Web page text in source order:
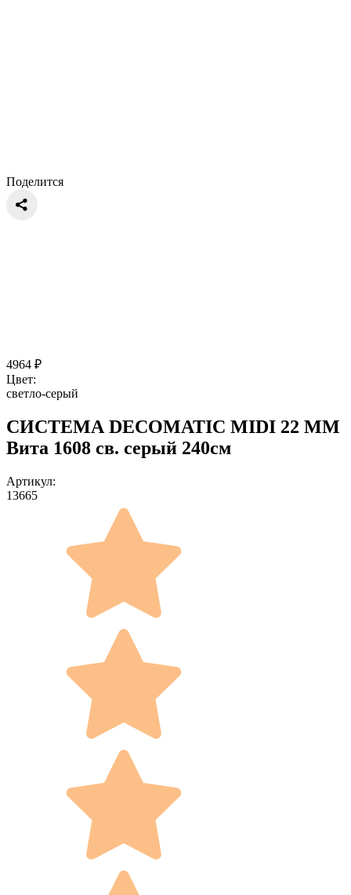
Поделится
4964 ₽
Цвет:
светло-серый
СИСТЕМА DECOMATIC MIDI 22 ММ
Вита 1608 св. серый 240см
Артикул:
13665